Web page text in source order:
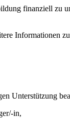
finanziell zu
Informationen
Unterstützung
in,